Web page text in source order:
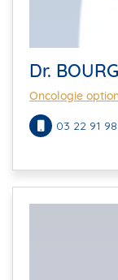
Dr.
Oncologie
03 22 91